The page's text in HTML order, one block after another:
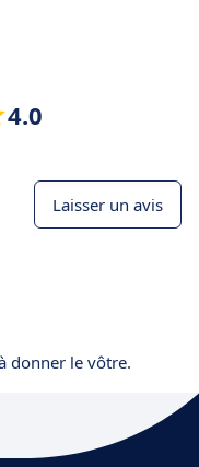
4.0
Laisser un avis
donner le vôtre.